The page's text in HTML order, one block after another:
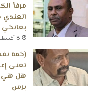
مرفأ
العندي
8 أغسطس، 2026
(خمة
تعني
هل هي
برس